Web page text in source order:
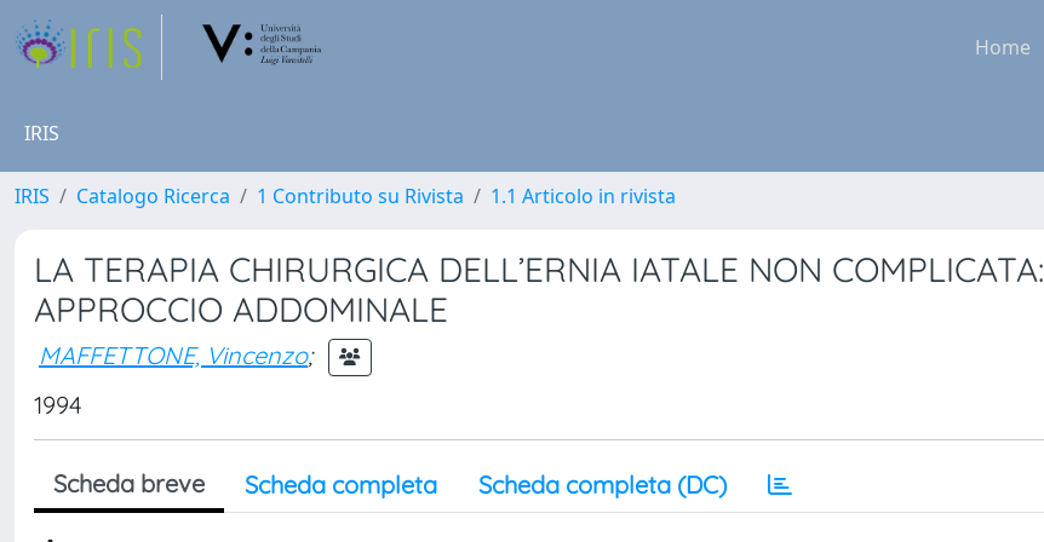
Home
IRIS
IRIS Catalogo Ricerca 1 Contributo su Rivista 1.1 Articolo in rivista
LA TERAPIA CHIRURGICA DELL’ERNIA IATALE NON COMPLICATA:
APPROCCIO ADDOMINALE
MAFFETTONE, Vincenzo;
1994
Scheda breve Scheda completa Scheda completa (DC)